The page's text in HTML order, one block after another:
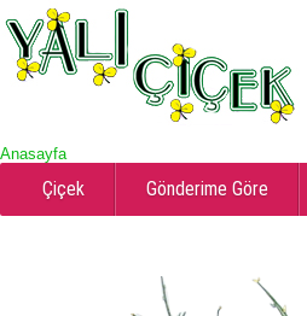
Anasayfa
Çiçek Gönderime Göre